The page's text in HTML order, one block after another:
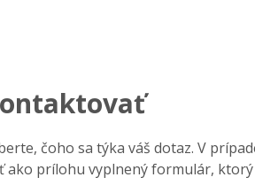
čoho sa týka váš dotaz. V
ako prílohu vyplnený formulár,